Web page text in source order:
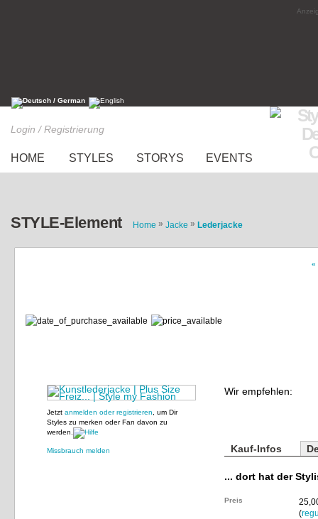
Login / Registrierung
HOME STYLES STORYS EVENTS
STYLE-Element Home » Jacke » Lederjacke
«
Jetzt anmelden oder registrieren , um Dir
Styles zu merken oder Fan davon zu
werden.
Missbrauch melden
Wir empfehlen:
Kauf-Infos
... dort hat der
Preis
(